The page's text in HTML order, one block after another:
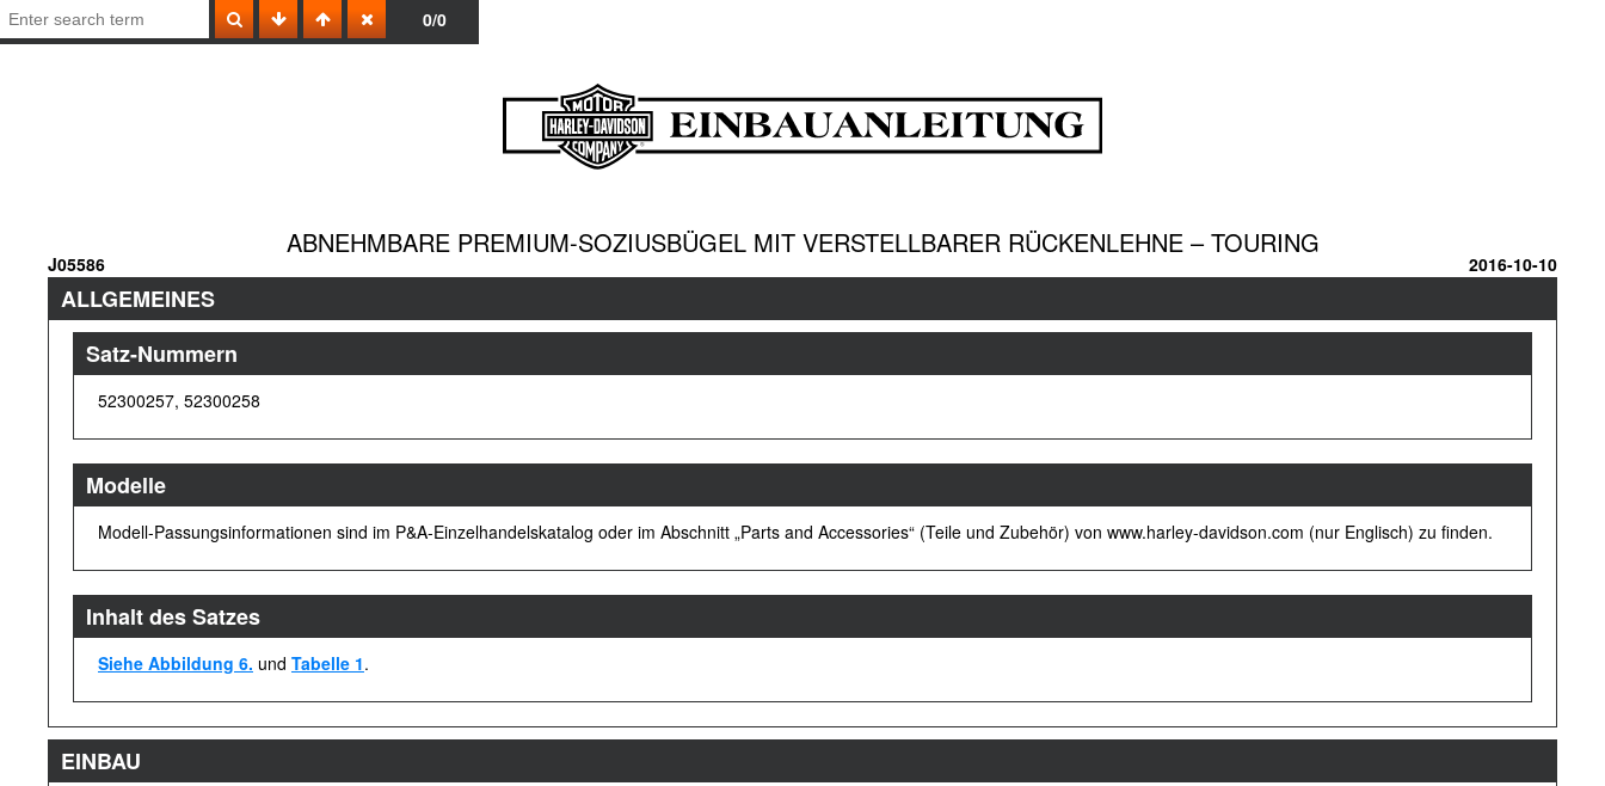
0/0
ABNEHMBARE PREMIUM-SOZIUSBÜGEL MIT VERSTELLBARER RÜCKENLEHNE – TOURING
J05586 2016-10-10
ALLGEMEINES
Satz-Nummern
52300257, 52300258
Modelle
Modell-Passungsinformationen sind im P&A-Einzelhandelskatalog oder im Abschnitt „Parts and Accessories“ (Teile und Zubehör) von www.harley-davidson.com (nur Englisch) zu finden.
Inhalt des Satzes
Siehe Abbildung 6. und Tabelle 1.
EINBAU